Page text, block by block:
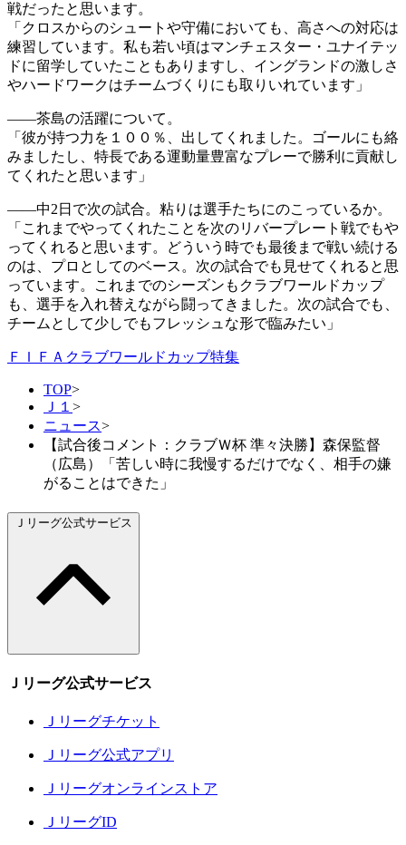
戦だったと思います。
「クロスからのシュートや守備においても、高さへの対応は
練習しています。私も若い頃はマンチェスター・ユナイテッ
ドに留学していたこともありますし、イングランドの激しさ
やハードワークはチームづくりにも取りいれています」
――茶島の活躍について。
「彼が持つ力を１００％、出してくれました。ゴールにも絡
みましたし、特長である運動量豊富なプレーで勝利に貢献し
てくれたと思います」
――中2日で次の試合。粘りは選手たちにのこっているか。
「これまでやってくれたことを次のリバープレート戦でもや
ってくれると思います。どういう時でも最後まで戦い続ける
のは、プロとしてのベース。次の試合でも見せてくれると思
っています。これまでのシーズンもクラブワールドカップ
も、選手を入れ替えながら闘ってきました。次の試合でも、
チームとして少しでもフレッシュな形で臨みたい」
ＦＩＦＡクラブワールドカップ特集
TOP>
Ｊ１ >
ニュース>
【試合後コメント：クラブＷ杯 準々決勝】森保監督
（広島）「苦しい時に我慢するだけでなく、相手の嫌
がることはできた」
Ｊリーグ公式サービス
Ｊリーグ公式サービス
Ｊリーグチケット
Ｊリーグ公式アプリ
Ｊリーグオンラインストア
ＪリーグID